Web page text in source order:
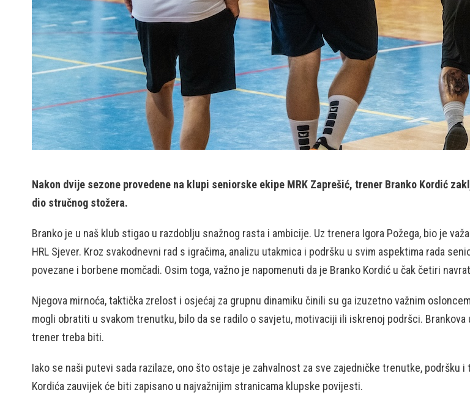
Nakon dvije sezone provedene na klupi seniorske ekipe MRK Zaprešić, trener Branko Kordić
dio stručnog stožera.
Branko je u naš klub stigao u razdoblju snažnog rasta i ambicije. Uz trenera Igora Požega, bio je
HRL Sjever. Kroz svakodnevni rad s igračima, analizu utakmica i podršku u svim aspektima rada
povezane i borbene momčadi. Osim toga, važno je napomenuti da je Branko Kordić u čak četiri
Njegova mirnoća, taktička zrelost i osjećaj za grupnu dinamiku činili su ga izuzetno važnim
mogli obratiti u svakom trenutku, bilo da se radilo o savjetu, motivaciji ili iskrenoj podršci.
trener treba biti.
Iako se naši putevi sada razilaze, ono što ostaje je zahvalnost za sve zajedničke trenutke, podršku
Kordića zauvijek će biti zapisano u najvažnijim stranicama klupske povijesti.